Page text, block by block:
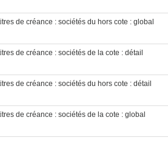
de créance : sociétés du hors cote : global
de créance : sociétés de la cote : détail
de créance : sociétés du hors cote : détail
de créance : sociétés de la cote : global